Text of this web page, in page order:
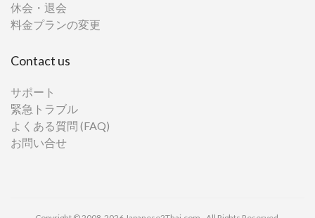
休会・退会
料金プランの変更
Contact us
サポート
緊急トラブル
よくある質問 (FAQ)
お問い合せ